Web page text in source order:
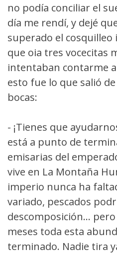
no podía conciliar el
día me rendí, y dejé
superado el cosquilleo
que oia tres vocecitas
intentaban contarme
esto fue lo que salió
bocas:
- ¡Tienes que
está a punto de
emisarias del
vive en La Montaña
imperio nunca ha
variado, pescados
descomposición...
meses toda esta
terminado. Nadie tira